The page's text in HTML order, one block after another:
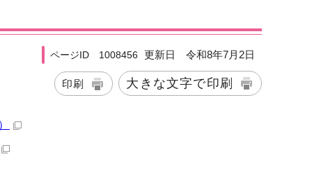
ページID 1008456 更新日 令和8年7月2日
印刷 大きな文字で印刷